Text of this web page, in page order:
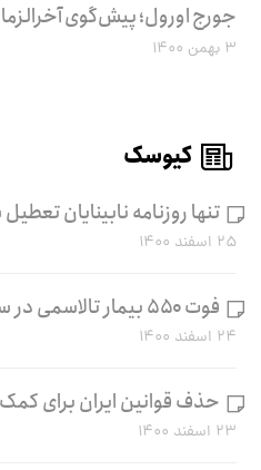
جورج اورول؛ پیش‌گوی
۳ بهمن ۱۴۰۰
کیوسک
تنها روزنامه نابینایان
۲۵ اسفند ۱۴۰۰
فوت ۵۵۰ بیمار تالاسمی در سه سال اخیر
۲۴ اسفند ۱۴۰۰
حذف قوانین ایران برای
۲۳ اسفند ۱۴۰۰